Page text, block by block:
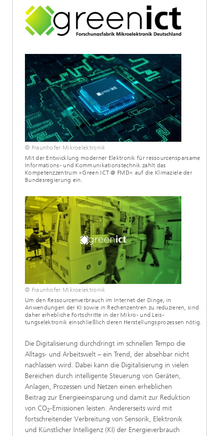
© Fraunhofer Mikroelektronik
Mit der Entwicklung moderner Elektronik für ressourcensparsame
Informations- und Kommunikationstechnik zahlt das
Kompetenzzentrum »Green ICT @ FMD« auf die Klimaziele der
Bundesregierung ein.
© Fraunhofer Mikroelektronik
Um den Ressourcenverbrauch im Internet der Dinge, in
Anwendungen der KI sowie in Rechenzentren zu reduzieren, sind
daher erhebliche Fortschritte in der Mikro- und Leis-
tungselektronik einschließlich deren Herstellungsprozessen nötig.
Die Digitalisierung durchdringt im schnellen Tempo die
Alltags- und Arbeitswelt – ein Trend, der absehbar nicht
nachlassen wird. Dabei kann die Digitalisierung in vielen
Bereichen durch intelligente Steuerung von Geräten,
Anlagen, Prozessen und Netzen einen erheblichen
Beitrag zur Energieeinsparung und damit zur Reduktion
von CO2-Emissionen leisten. Andererseits wird mit
fortschreitender Verbreitung von Sensorik, Elektronik
und Künstlicher Intelligenz (KI) der Energieverbrauch